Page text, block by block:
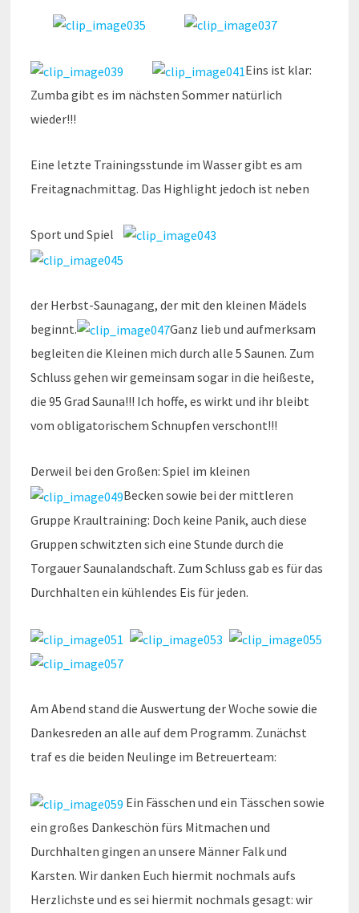
Eins ist klar:
Zumba gibt es im nächsten Sommer natürlich
wieder!!!
Eine letzte Trainingsstunde im Wasser gibt es am
Freitagnachmittag. Das Highlight jedoch ist neben
Sport und Spiel
der Herbst-Saunagang, der mit den kleinen Mädels
beginnt.
Ganz lieb und aufmerksam
begleiten die Kleinen mich durch alle 5 Saunen. Zum
Schluss gehen wir gemeinsam sogar in die heißeste,
die 95 Grad Sauna!!! Ich hoffe, es wirkt und ihr bleibt
vom obligatorischem Schnupfen verschont!!!
Derweil bei den Großen: Spiel im kleinen
Becken sowie bei der mittleren
Gruppe Kraultraining: Doch keine Panik, auch diese
Gruppen schwitzten sich eine Stunde durch die
Torgauer Saunalandschaft. Zum Schluss gab es für das
Durchhalten ein kühlendes Eis für jeden.
Am Abend stand die Auswertung der Woche sowie die
Dankesreden an alle auf dem Programm. Zunächst
traf es die beiden Neulinge im Betreuerteam:
Ein Fässchen und ein Tässchen sowie
ein großes Dankeschön fürs Mitmachen und
Durchhalten gingen an unsere Männer Falk und
Karsten. Wir danken Euch hiermit nochmals aufs
Herzlichste und es sei hiermit nochmals gesagt: wir